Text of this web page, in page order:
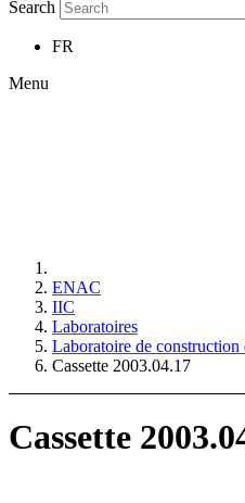
Search
FR
Menu
ENAC
IIC
Laboratoires
Laboratoire de
Cassette 2003.04.17
Cassette